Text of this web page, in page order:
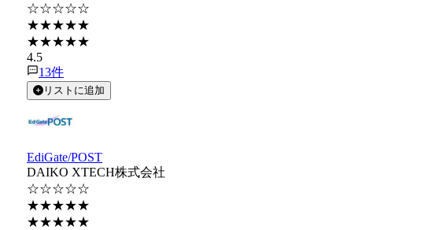
☆☆☆☆☆
★★★★★
★★★★★
4.5
13件
リストに追加
EdiGate/POST
DAIKO XTECH株式会社
☆☆☆☆☆
★★★★★
★★★★★